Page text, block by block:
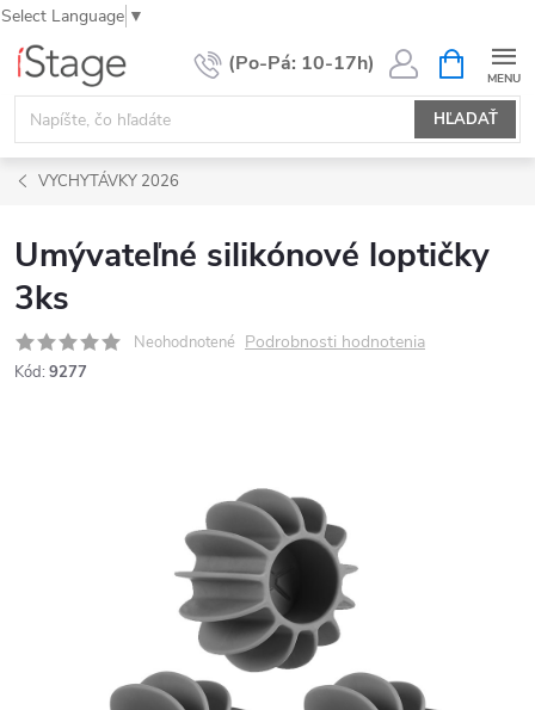
Select Language ▼
Prejsť
obsah
HĽADAŤ
KOŠÍK
VYCHYTÁVKY 2026
Umývateľné silikónové loptičky
3ks
Neohodnotené Podrobnosti hodnotenia
Kód: 9277